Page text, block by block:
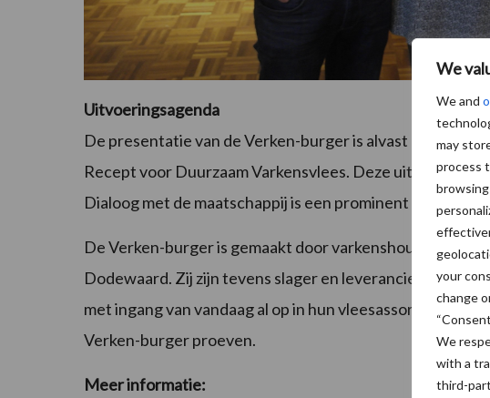
We
We and
may
process
your
change
We
with a
third-
Uitvoeringsagenda
De presentatie van de Verken-burger is alvast een
Recept voor Duurzaam Varkensvlees. Deze
Dialoog met de maatschappij is een prominent onderdeel
De Verken-burger is gemaakt door varkenshouders en
Dodewaard. Zij zijn tevens slager en leverancier van
met ingang van vandaag al op in hun vleesassortiment.
Verken-burger proeven.
Meer informatie: